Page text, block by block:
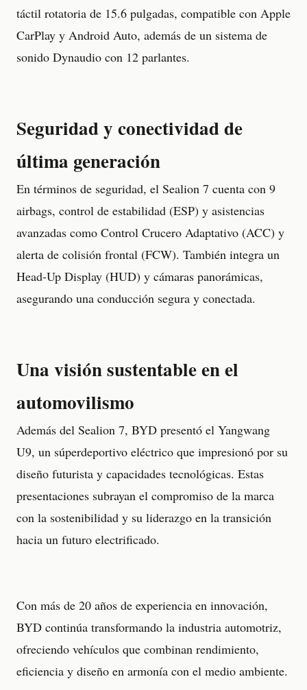
táctil rotatoria de 15.6 pulgadas, compatible con Apple
CarPlay y Android Auto, además de un sistema de
sonido Dynaudio con 12 parlantes.
Seguridad y conectividad de
última generación
En términos de seguridad, el Sealion 7 cuenta con 9
airbags, control de estabilidad (ESP) y asistencias
avanzadas como Control Crucero Adaptativo (ACC) y
alerta de colisión frontal (FCW). También integra un
Head-Up Display (HUD) y cámaras panorámicas,
asegurando una conducción segura y conectada.
Una visión sustentable en el
automovilismo
Además del Sealion 7, BYD presentó el Yangwang
U9, un súperdeportivo eléctrico que impresionó por su
diseño futurista y capacidades tecnológicas. Estas
presentaciones subrayan el compromiso de la marca
con la sostenibilidad y su liderazgo en la transición
hacia un futuro electrificado.
Con más de 20 años de experiencia en innovación,
BYD continúa transformando la industria automotriz,
ofreciendo vehículos que combinan rendimiento,
eficiencia y diseño en armonía con el medio ambiente.